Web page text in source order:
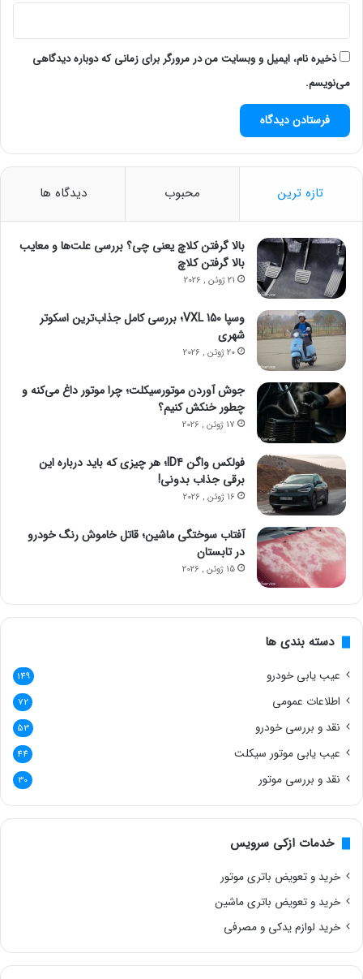
ذخیره نام، ایمیل و وبسایت من در مرورگر برای زمانی که دوباره دیدگاهی
می‌نویسم.
تازه ترین محبوب دیدگاه ها
بالا گرفتن کلاچ یعنی چی؟ بررسی علت‌ها و معایب
بالا گرفتن کلاچ
21 ژوئن , 2026
وسپا VXL 150؛ بررسی کامل جذاب‌ترین اسکوتر
شهری
20 ژوئن , 2026
جوش آوردن موتورسیکلت؛ چرا موتور داغ می‌کنه و
چطور خنکش کنیم؟
17 ژوئن , 2026
فولکس واگن ID4؛ هر چیزی که باید درباره این
برقی جذاب بدونی!
16 ژوئن , 2026
آفتاب سوختگی ماشین؛ قاتل خاموش رنگ خودرو
در تابستان
15 ژوئن , 2026
دسته بندی ها
عیب یابی خودرو 149
اطلاعات عمومی 72
نقد و بررسی خودرو 53
عیب یابی موتور سیکلت 44
نقد و بررسی موتور 30
خدمات ازکی سرویس
خرید و تعویض باتری موتور
خرید و تعویض باتری ماشین
خرید لوازم یدکی و مصرفی